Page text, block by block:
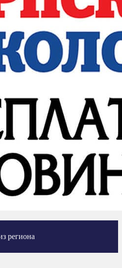
региона